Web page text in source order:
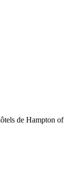
de Hampton